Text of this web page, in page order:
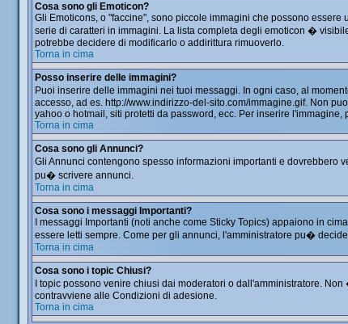
Cosa sono gli Emoticon?
Gli Emoticons, o "faccine", sono piccole immagini che possono
serie di caratteri in immagini. La lista completa degli emoticon �
potrebbe decidere di modificarlo o addirittura rimuoverlo.
Torna in cima
Posso inserire delle immagini?
Puoi inserire delle immagini nei tuoi messaggi. In ogni caso, al
accesso, ad es. http://www.indirizzo-del-sito.com/immagine.gif. Non
yahoo o hotmail, siti protetti da password, ecc. Per inserire
Torna in cima
Cosa sono gli Annunci?
Gli Annunci contengono spesso informazioni importanti e
pu� scrivere annunci.
Torna in cima
Cosa sono i messaggi Importanti?
I messaggi Importanti (noti anche come Sticky Topics) appaiono in
essere letti sempre. Come per gli annunci, l'amministratore pu�
Torna in cima
Cosa sono i topic Chiusi?
I topic possono venire chiusi dai moderatori o dall'amministratore.
contravviene alle Condizioni di adesione.
Torna in cima